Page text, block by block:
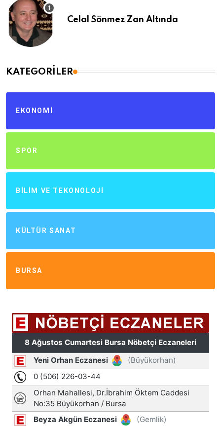
Celal Sönmez Zan Altında
KATEGORILER
EKONOMI
SPOR
BILIM VE TEKONOLOJI
KÜLTÜR SANAT
BURSA